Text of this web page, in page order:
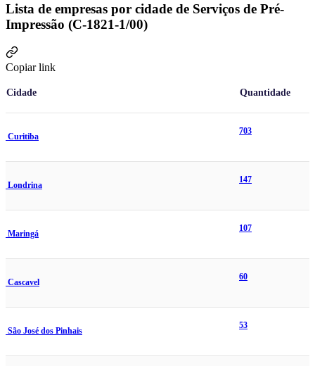
Lista de empresas por cidade de Serviços de Pré-
Impressão (C-1821-1/00)
Copiar link
Cidade Quantidade
Curitiba
703
Londrina
147
Maringá
107
Cascavel
60
São José dos Pinhais
53